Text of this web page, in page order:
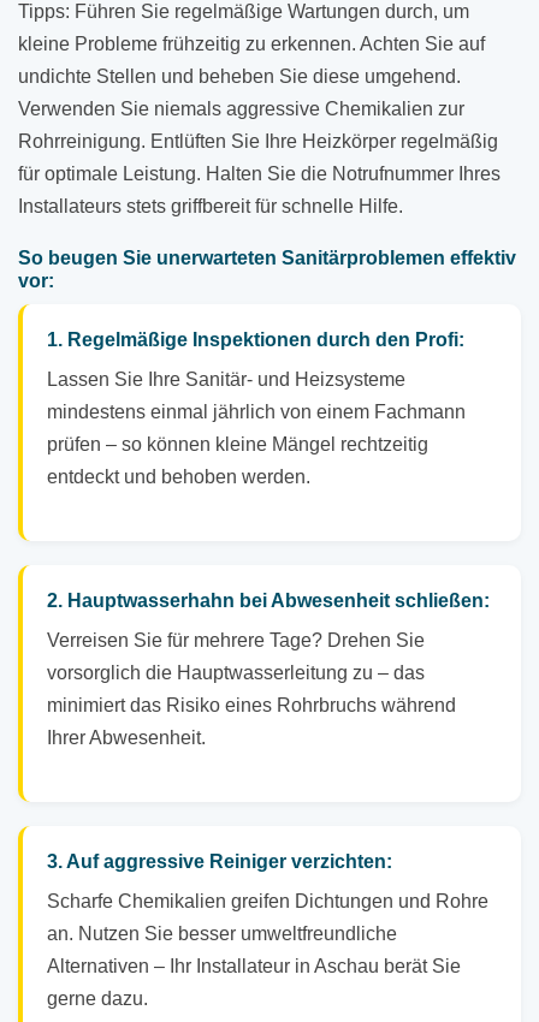
Tipps: Führen Sie regelmäßige Wartungen durch, um
kleine Probleme frühzeitig zu erkennen. Achten Sie auf
undichte Stellen und beheben Sie diese umgehend.
Verwenden Sie niemals aggressive Chemikalien zur
Rohrreinigung. Entlüften Sie Ihre Heizkörper regelmäßig
für optimale Leistung. Halten Sie die Notrufnummer Ihres
Installateurs stets griffbereit für schnelle Hilfe.
So beugen Sie unerwarteten Sanitärproblemen effektiv
vor:
1. Regelmäßige Inspektionen durch den Profi:
Lassen Sie Ihre Sanitär- und Heizsysteme
mindestens einmal jährlich von einem Fachmann
prüfen – so können kleine Mängel rechtzeitig
entdeckt und behoben werden.
2. Hauptwasserhahn bei Abwesenheit schließen:
Verreisen Sie für mehrere Tage? Drehen Sie
vorsorglich die Hauptwasserleitung zu – das
minimiert das Risiko eines Rohrbruchs während
Ihrer Abwesenheit.
3. Auf aggressive Reiniger verzichten:
Scharfe Chemikalien greifen Dichtungen und Rohre
an. Nutzen Sie besser umweltfreundliche
Alternativen – Ihr Installateur in Aschau berät Sie
gerne dazu.